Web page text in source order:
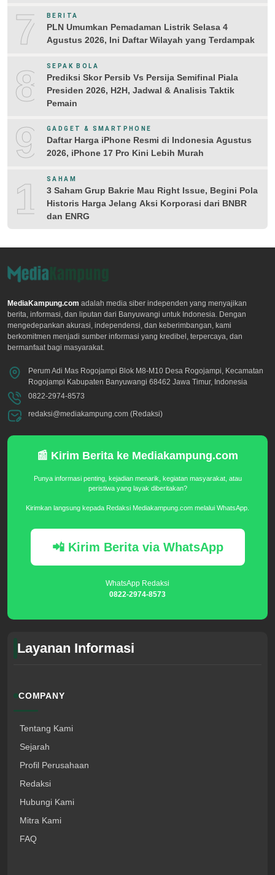
7
BERITA
PLN Umumkan Pemadaman Listrik Selasa 4
Agustus 2026, Ini Daftar Wilayah yang Terdampak
8 SEPAK BOLA
Prediksi Skor Persib Vs Persija Semifinal Piala
Presiden 2026, H2H, Jadwal & Analisis Taktik
Pemain
9 GADGET & SMARTPHONE
Daftar Harga iPhone Resmi di Indonesia Agustus
2026, iPhone 17 Pro Kini Lebih Murah
10
SAHAM
3 Saham Grup Bakrie Mau Right Issue, Begini Pola
Historis Harga Jelang Aksi Korporasi dari BNBR
dan ENRG
MediaKampung.com adalah media siber independen yang menyajikan
berita, informasi, dan liputan dari Banyuwangi untuk Indonesia. Dengan
mengedepankan akurasi, independensi, dan keberimbangan, kami
berkomitmen menjadi sumber informasi yang kredibel, terpercaya, dan
bermanfaat bagi masyarakat.
Perum Adi Mas Rogojampi Blok M8-M10 Desa Rogojampi, Kecamatan
Rogojampi Kabupaten Banyuwangi 68462 Jawa Timur, Indonesia
0822-2974-8573
redaksi@mediakampung.com (Redaksi)
📰 Kirim Berita ke Mediakampung.com
Punya informasi penting, kejadian menarik, kegiatan masyarakat, atau
peristiwa yang layak diberitakan?
Kirimkan langsung kepada Redaksi Mediakampung.com melalui WhatsApp.
📲 Kirim Berita via WhatsApp
WhatsApp Redaksi
0822-2974-8573
Layanan Informasi
COMPANY
Tentang Kami
Sejarah
Profil Perusahaan
Redaksi
Hubungi Kami
Mitra Kami
FAQ